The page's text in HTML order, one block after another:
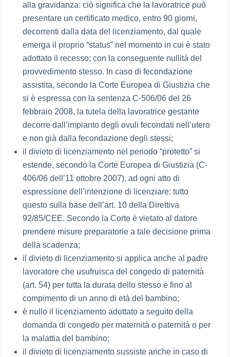
alla gravidanza: ciò significa che la lavoratrice può
presentare un certificato medico, entro 90 giorni,
decorrenti dalla data del licenziamento, dal quale
emerga il proprio “status” nel momento in cui è stato
adottato il recesso; con la conseguente nullità del
provvedimento stesso. In caso di fecondazione
assistita, secondo la Corte Europea di Giustizia che
si è espressa con la sentenza C-506/06 del 26
febbraio 2008, la tutela della lavoratrice gestante
decorre dall’impianto degli ovuli fecondati nell’utero
e non già dalla fecondazione degli stessi;
il divieto di licenziamento nel periodo “protetto” si
estende, secondo la Corte Europea di Giustizia (C-
406/06 dell’11 ottobre 2007), ad ogni atto di
espressione dell’intenzione di licenziare: tutto
questo sulla base dell’art. 10 della Direttiva
92/85/CEE. Secondo la Corte è vietato al datore
prendere misure preparatorie a tale decisione prima
della scadenza;
il divieto di licenziamento si applica anche al padre
lavoratore che usufruisca del congedo di paternità
(art. 54) per tutta la durata dello stesso e fino al
compimento di un anno di età del bambino;
è nullo il licenziamento adottato a seguito della
domanda di congedo per maternità o paternità o per
la malattia del bambino;
il divieto di licenziamento sussiste anche in caso di